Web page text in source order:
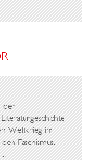
der
Weltkrieg im
Faschismus.